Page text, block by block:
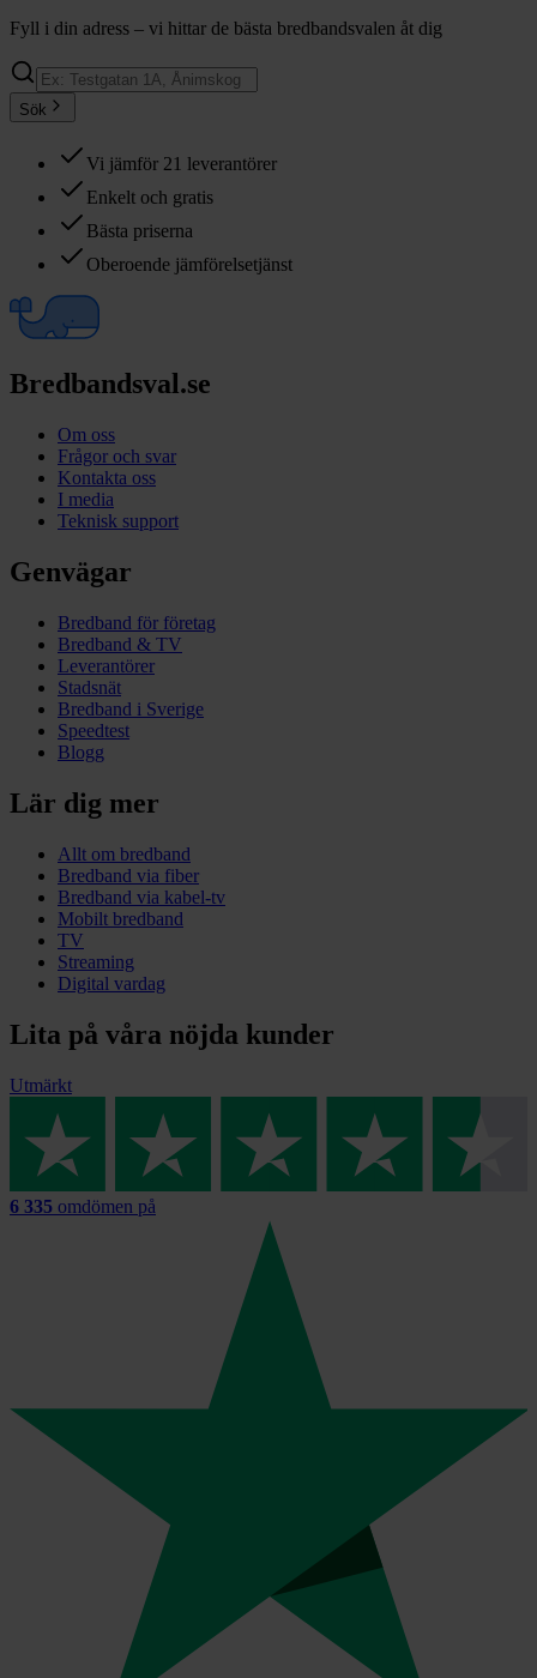
Fyll i din adress – vi hittar de bästa bredbandsvalen åt dig
Sök
Vi jämför 21 leverantörer
Enkelt och gratis
Bästa priserna
Oberoende jämförelsetjänst
Bredbandsval.se
Om oss
Frågor och svar
Kontakta oss
I media
Teknisk support
Genvägar
Bredband för företag
Bredband & TV
Leverantörer
Stadsnät
Bredband i Sverige
Speedtest
Blogg
Lär dig mer
Allt om bredband
Bredband via fiber
Bredband via kabel-tv
Mobilt bredband
TV
Streaming
Digital vardag
Lita på våra nöjda kunder
Utmärkt
6 335 omdömen på